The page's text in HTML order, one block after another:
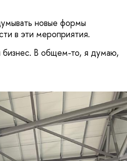
новые формы
в эти мероприятия.
бизнес. В общем-то, я думаю,